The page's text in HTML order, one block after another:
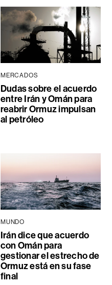
MERCADOS
Dudas sobre el acuerdo
entre Irán y Omán para
reabrir Ormuz impulsan
al petróleo
MUNDO
Irán dice que acuerdo
con Omán para
gestionar el estrecho de
Ormuz está en su fase
final